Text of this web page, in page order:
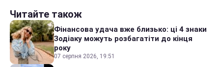
Читайте також
Фінансова удача вже близько: ці 4 знаки
Зодіаку можуть розбагатіти до кінця
року
07 серпня 2026, 19:51